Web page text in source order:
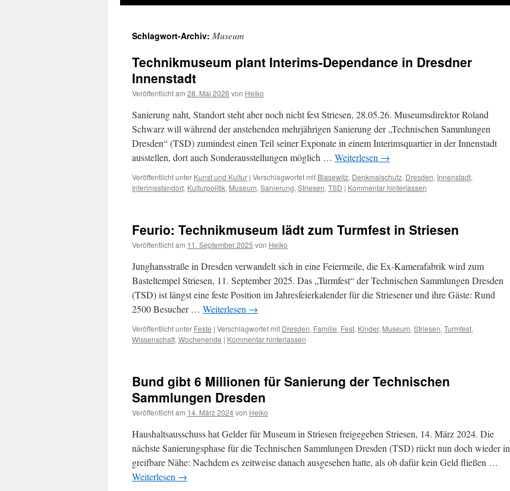
Schlagwort-Archiv: Museum
Technikmuseum plant Interims-Dependance in Dresdner
Innenstadt
Veröffentlicht am 28. Mai 2026 von Heiko
Sanierung naht, Standort steht aber noch nicht fest Striesen, 28.05.26. Museumsdirektor Roland
Schwarz will während der anstehenden mehrjährigen Sanierung der „Technischen Sammlungen
Dresden“ (TSD) zumindest einen Teil seiner Exponate in einem Interimsquartier in der Innenstadt
ausstellen, dort auch Sonderausstellungen möglich … Weiterlesen →
Veröffentlicht unter Kunst und Kultur | Verschlagwortet mit Blasewitz, Denkmalschutz, Dresden, Innenstadt,
Interimsstandort, Kulturpolitik, Museum, Sanierung, Striesen, TSD | Kommentar hinterlassen
Feurio: Technikmuseum lädt zum Turmfest in Striesen
Veröffentlicht am 11. September 2025 von Heiko
Junghansstraße in Dresden verwandelt sich in eine Feiermeile, die Ex-Kamerafabrik wird zum
Basteltempel Striesen, 11. September 2025. Das „Turmfest“ der Technischen Sammlungen Dresden
(TSD) ist längst eine feste Position im Jahresfeierkalender für die Striesener und ihre Gäste: Rund
2500 Besucher … Weiterlesen →
Veröffentlicht unter Feste | Verschlagwortet mit Dresden, Familie, Fest, Kinder, Museum, Striesen, Turmfest,
Wissenschaft, Wochenende | Kommentar hinterlassen
Bund gibt 6 Millionen für Sanierung der Technischen
Sammlungen Dresden
Veröffentlicht am 14. März 2024von Heiko
Haushaltsausschuss hat Gelder für Museum in Striesen freigegeben Striesen, 14. März 2024. Die
nächste Sanierungsphase für die Technischen Sammlungen Dresden (TSD) rückt nun doch wieder in
greifbare Nähe: Nachdem es zeitweise danach ausgesehen hatte, als ob dafür kein Geld fließen …
Weiterlesen →